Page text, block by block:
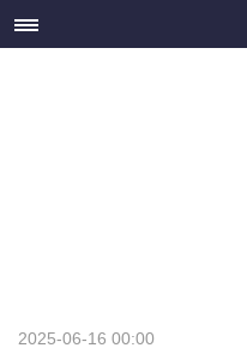
2025-06-16 00:00